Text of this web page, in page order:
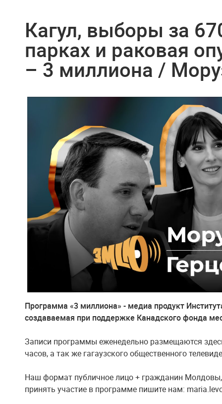
Кагул, выборы за
парках и раковая
– 3 миллиона /
Программа «3 миллиона» - медиа продукт
создаваемая при поддержке Канадского фонда
Записи программы еженедельно размещаются
часов, а так же гагаузского общественного
Наш формат публичное лицо + гражданин
принять участие в программе пишите нам: